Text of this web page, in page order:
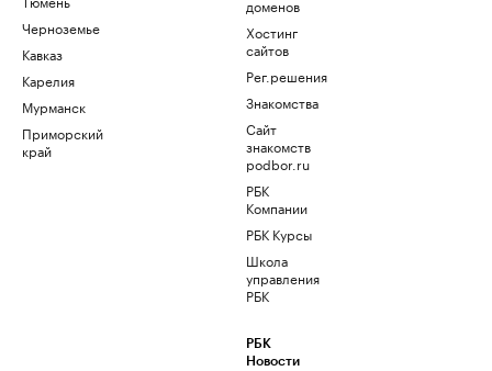
Черноземье
Кавказ
Карелия
Мурманск
Приморский
край
доменов
Хостинг
сайтов
Рег.решения
Знакомства
Сайт
знакомств
podbor.ru
РБК
Компании
РБК Курсы
Школа
управления
РБК
РБК
Новости